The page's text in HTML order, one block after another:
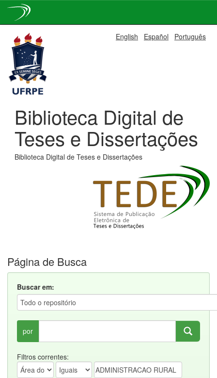
navigation
English Español Português
Biblioteca Digital de
Teses e Dissertações
Biblioteca Digital de Teses e Dissertações
Página de Busca
Buscar em:
por
Filtros correntes: